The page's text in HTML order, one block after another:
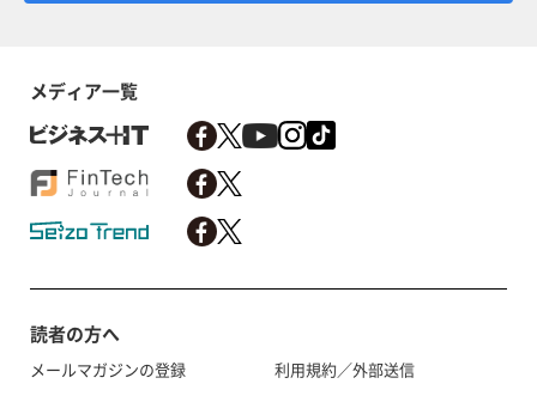
メディア一覧
読者の方へ
メールマガジンの登録
利用規約／外部送信